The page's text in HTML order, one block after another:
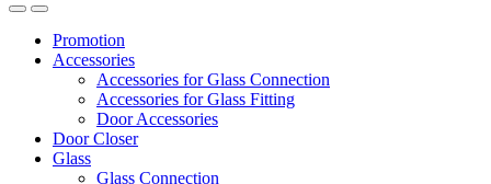
Promotion
Accessories
Accessories for Glass Connection
Accessories for Glass Fitting
Door Accessories
Door Closer
Glass
Glass Connection